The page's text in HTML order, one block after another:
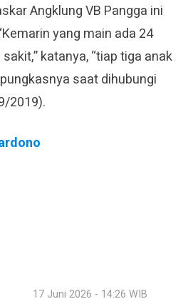
Angklung VB Pangga ini
yang main ada 24
katanya, “tiap tiga anak
saat dihubungi
2019).
17 Juni 2026 - 14:26 WIB